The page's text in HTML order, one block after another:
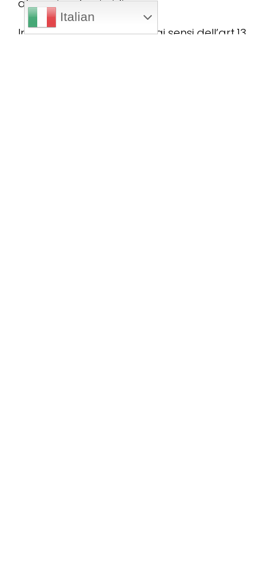
alcun vincolo giuridico.
Informativa sulla Privacy: ai sensi dell’art.13
Italian